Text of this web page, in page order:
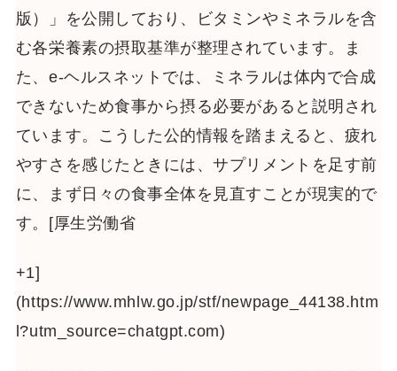
版）」を公開しており、ビタミンやミネラルを含
む各栄養素の摂取基準が整理されています。ま
た、e-ヘルスネットでは、ミネラルは体内で合成
できないため食事から摂る必要があると説明され
ています。こうした公的情報を踏まえると、疲れ
やすさを感じたときには、サプリメントを足す前
に、まず日々の食事全体を見直すことが現実的で
す。[厚生労働省
+1]
(https://www.mhlw.go.jp/stf/newpage_44138.htm
l?utm_source=chatgpt.com)